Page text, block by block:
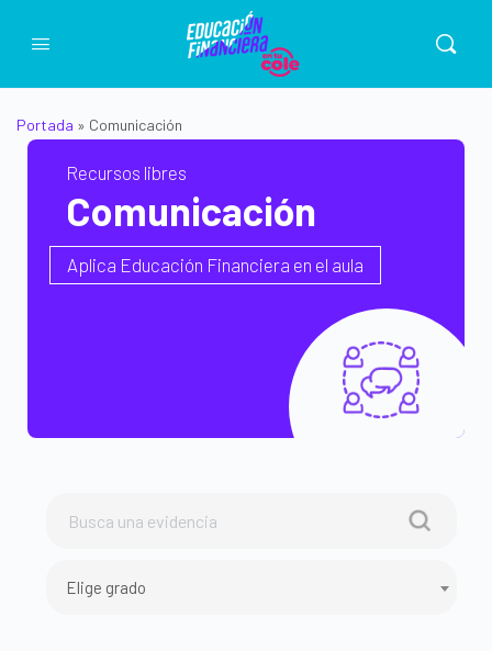
Portada » Comunicación
Recursos libres
Comunicación
Aplica Educación Financiera en el aula
Elige grado